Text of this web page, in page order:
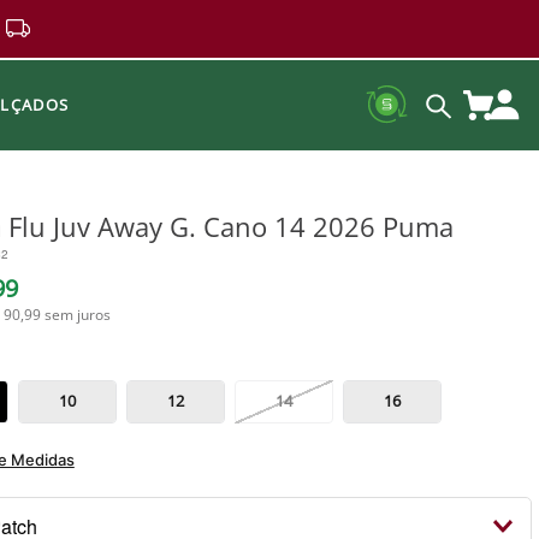
Flu Juv Away G. Cano 14 2026 Puma
90,99sem juros
10 12 14 16
Medidas